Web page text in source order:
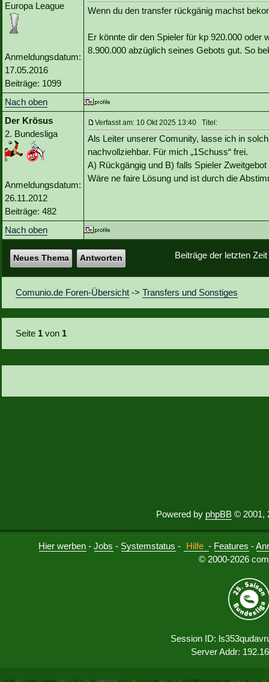
Europa League
Anmeldungsdatum:
17.05.2016
Beiträge: 1099
Wenn du den transfer rückgänig machst
Er könnte dir den Spieler für kp 920.000 oder
8.900.000 abzüglich seines Gebots gut. So
Nach oben
Der Krösus
2. Bundesliga
Anmeldungsdatum:
26.11.2012
Beiträge: 482
Verfasst am: 10 Okt 2025 13:40 Titel:
Als Leiter unserer Comunity, lasse ich in
nachvollziehbar. Für mich „1Schuss“ frei.
A) Rückgängig und B) falls Spieler
Wäre ne faire Lösung und ist durch die
Nach oben
Beiträge der letzten
Neues Thema Antworten
Comunio.de Foren-Übersicht ->Transfers und Sonstiges
Seite 1 von 1
Powered by phpBB © 2001,
Hier werben -Jobs - Systemstatus - Hilfe - Features -
© 2000-2026
Session ID:
Server Addr: